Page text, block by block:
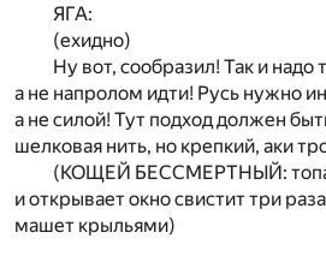
ЯГА:
(ехидно)
Ну вот, сообразил! Так и надо
а не напролом идти! Русь нужно
а не силой! Тут подход должен
шелковая нить, но крепкий, аки
(КОЩЕЙ БЕССМЕРТНЫЙ:
и открывает окно свистит три
машет крыльями)